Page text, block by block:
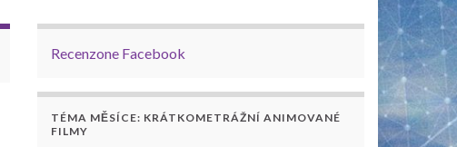
Recenzone Facebook
TÉMA MĚSÍCE: KRÁTKOMETRÁŽNÍ ANIMOVANÉ
FILMY